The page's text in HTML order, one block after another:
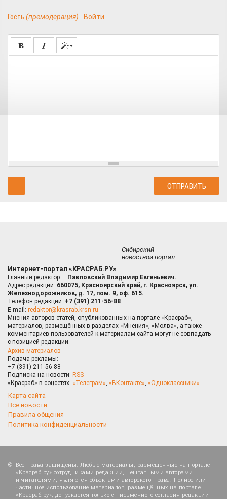
Гость (премодерация) Войти
Сибирский
новостной портал
Интернет-портал «КРАСРАБ.РУ»
Главный редактор — Павловский Владимир Евгеньевич.
Адрес редакции: 660075, Красноярский край, г. Красноярск, ул.
Железнодорожников, д. 17, пом. 9, оф. 615.
Телефон редакции: +7 (391) 211-56-88
E-mail: redaktor@krasrab.krsn.ru
Мнения авторов статей, опубликованных на портале «Красраб»,
материалов, размещённых в разделах «Мнения», «Молва», а также
комментариев пользователей к материалам сайта могут не совпадать
с позицией редакции.
Архив материалов
Подача рекламы:
+7 (391) 211-56-88
Подписка на новости: RSS
«Красраб» в соцсетях: «Телеграм», «ВКонтакте», «Одноклассники»
Карта сайта
Все новости
Правила общения
Политика конфиденциальности
Все права защищены. Любые материалы, размещённые на портале
«Красраб.ру» сотрудниками редакции, нештатными авторами
и читателями, являются объектами авторского права. Полное или
частичное использование материалов, размещённых на портале
«Красраб.ру», допускается только с письменного согласия редакции